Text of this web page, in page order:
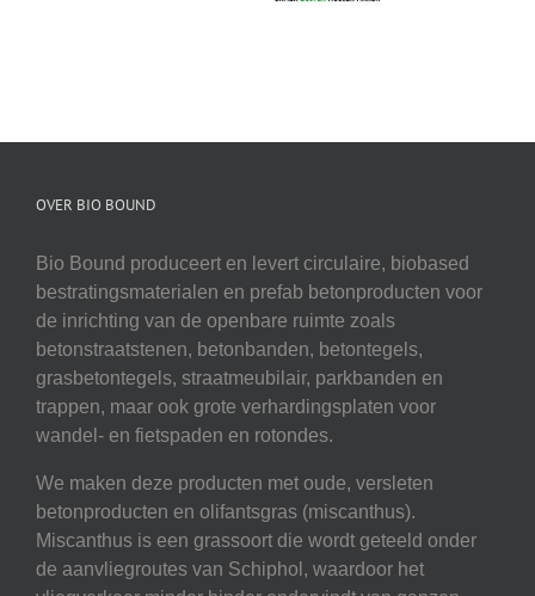
OVER BIO BOUND
Bio Bound produceert en levert circulaire, biobased
bestratingsmaterialen en prefab betonproducten voor
de inrichting van de openbare ruimte zoals
betonstraatstenen, betonbanden, betontegels,
grasbetontegels, straatmeubilair, parkbanden en
trappen, maar ook grote verhardingsplaten voor
wandel- en fietspaden en rotondes.
We maken deze producten met oude, versleten
betonproducten en olifantsgras (miscanthus).
Miscanthus is een grassoort die wordt geteeld onder
de aanvliegroutes van Schiphol, waardoor het